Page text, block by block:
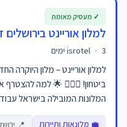
למלון אוריינט
isrotel · 3 ימים
למלון אוריינט – מלון היוקרה
המלונות המובילה בישראל
💼 מלונאות ותיירות 📍
✓ מעסיק מאומת